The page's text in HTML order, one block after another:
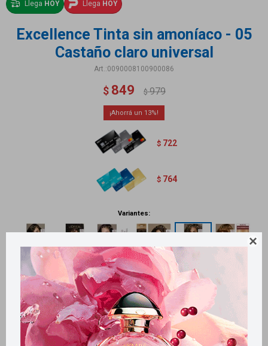

Llega HOY Llega HOY
Excellence Tinta sin amoníaco - 05
Castaño claro universal
0090008100900086
$ 849 $ 979
13
$ 722
$ 764
Variantes:
Métodos y costos de envío